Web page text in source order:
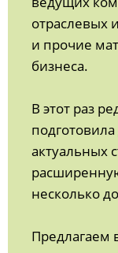
отраслевых
и прочие
бизнеса.
В этот раз
актуальных
несколько
Предлагаем